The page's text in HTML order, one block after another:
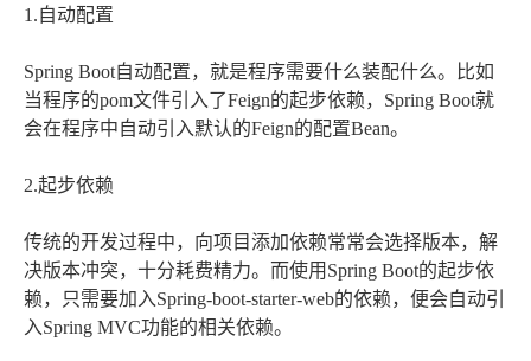
1.自动配置
Spring Boot自动配置，就是程序需要什么装配什么。比如
当程序的pom文件引入了Feign的起步依赖，Spring Boot就
会在程序中自动引入默认的Feign的配置Bean。
2.起步依赖
传统的开发过程中，向项目添加依赖常常会选择版本，解
决版本冲突，十分耗费精力。而使用Spring Boot的起步依
赖，只需要加入Spring-boot-starter-web的依赖，便会自动引
入Spring MVC功能的相关依赖。